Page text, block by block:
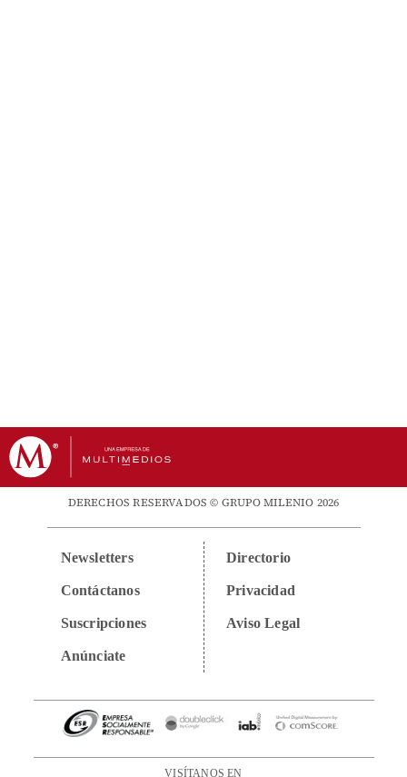
DERECHOS RESERVADOS © GRUPO MILENIO 2026
Newsletters
Contáctanos
Suscripciones
Anúnciate
Directorio
Privacidad
Aviso Legal
VISÍTANOS EN